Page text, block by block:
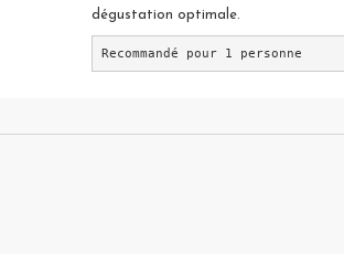
dégustation optimale.
Recommandé pour 1 personne